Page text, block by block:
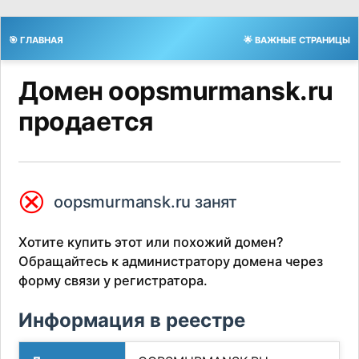
🎯 ГЛАВНАЯ 🌟 ВАЖНЫЕ СТРАНИЦЫ
Домен oopsmurmansk.ru
продается
⮿ oopsmurmansk.ru занят
Хотите купить этот или похожий домен?
Обращайтесь к администратору домена через
форму связи у регистратора.
Информация в реестре